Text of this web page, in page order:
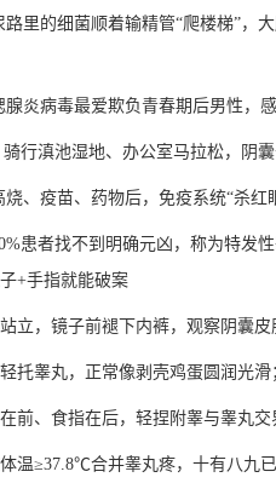
路里的细菌顺着输精管“爬楼梯”，
腺炎病毒最爱欺负青春期后男性，
骑行滇池湿地、办公室马拉松，阴
烧、疫苗、药物后，免疫系统“杀红
患者找不到明确元凶，称为特发
+手指就能破案
立，镜子前褪下内裤，观察阴囊
托睾丸，正常像剥壳鸡蛋圆润光
前、食指在后，轻捏附睾与睾丸交
温≥37.8℃合并睾丸疼，十有八九已